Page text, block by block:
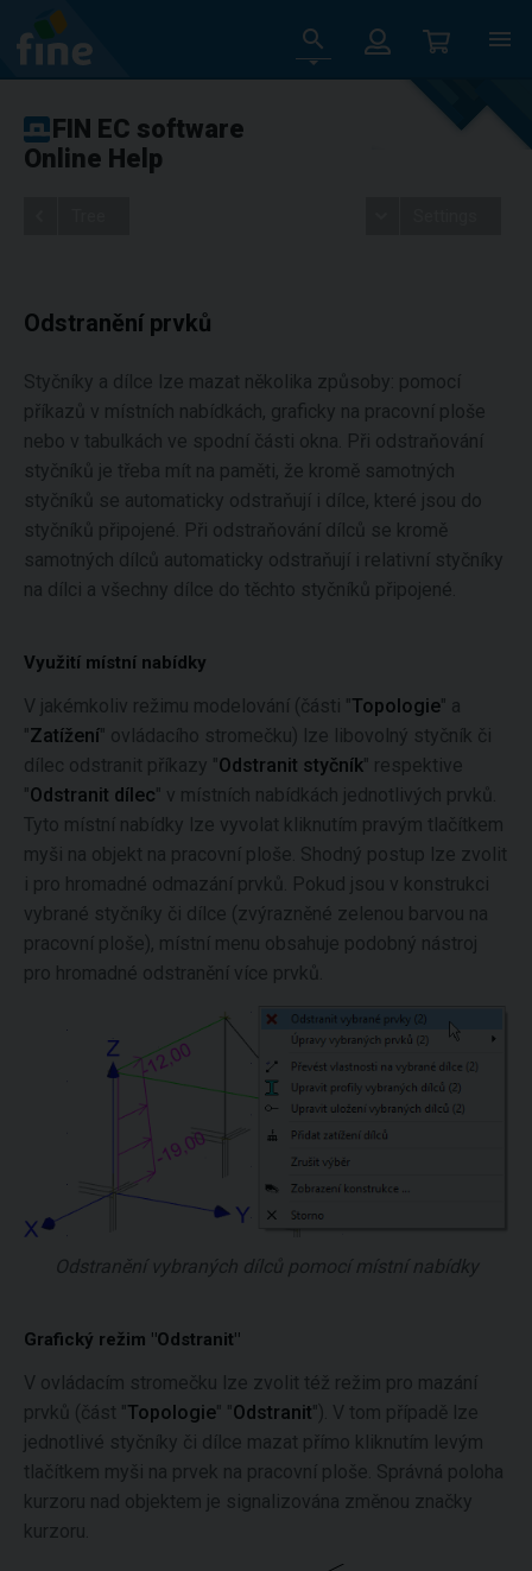
FIN EC software
Online Help
Odstranění prvků
Styčníky a dílce lze mazat několika způsoby: pomocí
příkazů v místních nabídkách, graficky na pracovní ploše
nebo v tabulkách ve spodní části okna. Při odstraňování
styčníků je třeba mít na paměti, že kromě samotných
styčníků se automaticky odstraňují i dílce, které jsou do
styčníků připojené. Při odstraňování dílců se kromě
samotných dílců automaticky odstraňují i relativní styčníky
na dílci a všechny dílce do těchto styčníků připojené.
Využití místní nabídky
V jakémkoliv režimu modelování (části "Topologie" a
"Zatížení" ovládacího stromečku) lze libovolný styčník či
dílec odstranit příkazy "Odstranit styčník" respektive
"Odstranit dílec" v místních nabídkách jednotlivých prvků.
Tyto místní nabídky lze vyvolat kliknutím pravým tlačítkem
myši na objekt na pracovní ploše. Shodný postup lze zvolit
i pro hromadné odmazání prvků. Pokud jsou v konstrukci
vybrané styčníky či dílce (zvýrazněné zelenou barvou na
pracovní ploše), místní menu obsahuje podobný nástroj
pro hromadné odstranění více prvků.
Odstranění vybraných dílců pomocí místní nabídky
Grafický režim "Odstranit"
V ovládacím stromečku lze zvolit též režim pro mazání
prvků (část "Topologie" "Odstranit"). V tom případě lze
jednotlivé styčníky či dílce mazat přímo kliknutím levým
tlačítkem myši na prvek na pracovní ploše. Správná poloha
kurzoru nad objektem je signalizována změnou značky
kurzoru.